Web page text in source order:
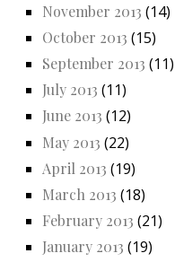
November 2013 (14)
October 2013 (15)
September 2013 (11)
July 2013 (11)
June 2013 (12)
May 2013 (22)
April 2013 (19)
March 2013 (18)
February 2013 (21)
January 2013 (19)